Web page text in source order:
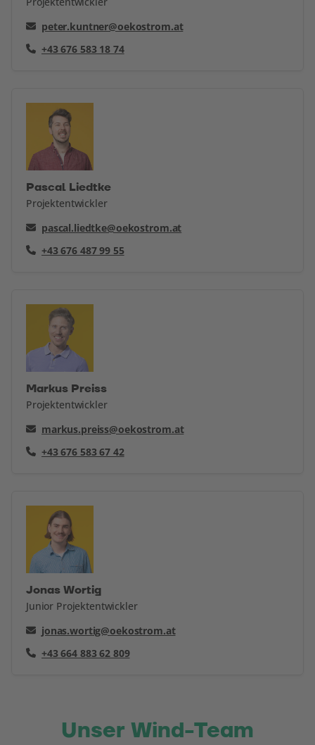
peter.kuntner@oekostrom.at
+43 676 583 18 74
Pascal Liedtke
Projektentwickler
pascal.liedtke@oekostrom.at
+43 676 487 99 55
Markus Preiss
Projektentwickler
markus.preiss@oekostrom.at
+43 676 583 67 42
Jonas Wortig
Junior Projektentwickler
jonas.wortig@oekostrom.at
+43 664 883 62 809
Unser Wind-Team